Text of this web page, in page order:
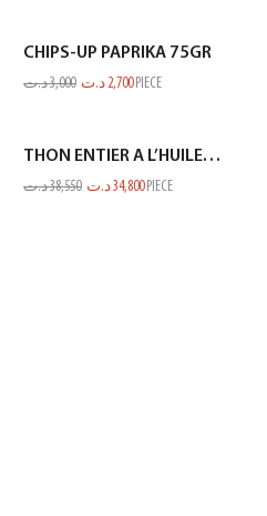
CHIPS-UP PAPRIKA 75GR
3,000د.ت 2,700 د.ت PIECE
THON ENTIER A L’HUILE D’OLIVE SIDI DAOUD 950G
38,550د.ت 34,800د.ت PIECE